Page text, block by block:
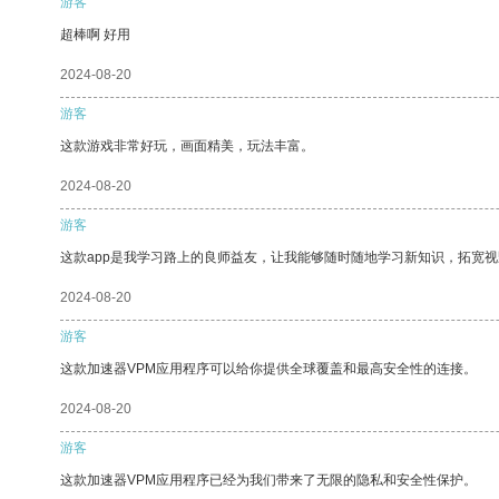
超棒啊 好用
2024-08-20
游客
这款游戏非常好玩，画面精美，玩法丰富。
2024-08-20
游客
这款app是我学习路上的良师益友，让我能够随时随地学习新知识，拓宽
2024-08-20
游客
这款加速器VPM应用程序可以给你提供全球覆盖和最高安全性的连接。
2024-08-20
游客
这款加速器VPM应用程序已经为我们带来了无限的隐私和安全性保护。